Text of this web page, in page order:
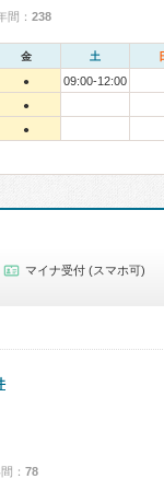
： 238
金 土
●
09:00-12:00
●
●
マイナ受付 (スマホ可)
： 78